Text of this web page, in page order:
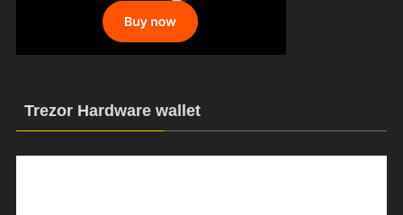
Trezor Hardware wallet